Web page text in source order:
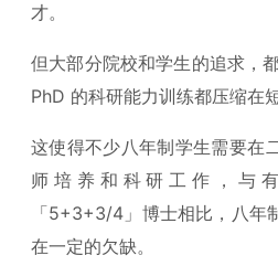
才。
但大部分院校和学生的追求，
PhD 的科研能力训练都压缩在
这使得不少八年制学生需要在
师培养和科研工作，与
「5+3+3/4」博士相比，八年
在一定的欠缺。